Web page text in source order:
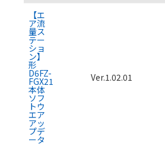
ソフトウェアのダウンロード資料一覧
【エ
ア流
量ス
テー
ショ
ン】
形
D6FZ-
FGX21
本体
ソフ
トウ
エア
アッ
プデ
ータ
Ver.1.02.01